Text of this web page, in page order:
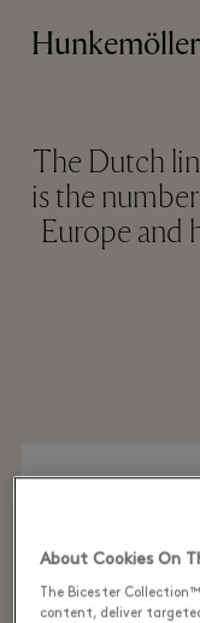
The Dutch
is the
Europe and
About Cookies On
The Bicester
content, deliver